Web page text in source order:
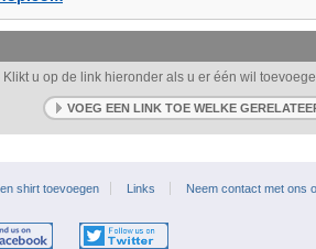
u op de link hieronder als u er één wil
VOEG EEN LINK TOE WELKE
shirt toevoegen Links Neem contact met ons